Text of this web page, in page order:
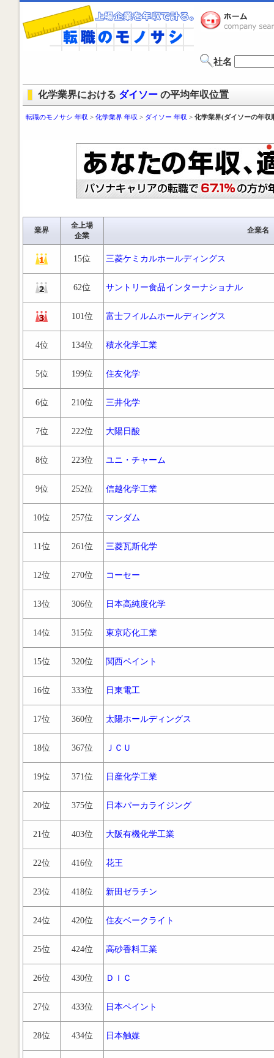
社名
化学業界における ダイソー の平均年収位置
転職のモノサシ 年収 > 化学業界 年収 > ダイソー 年収 > 化学業界(ダイソーの年収
業界
全上場
企業
企業名
15位 三菱ケミカルホールディングス
62位 サントリー食品インターナショナル
101位 富士フイルムホールディングス
4位 134位 積水化学工業
5位 199位 住友化学
6位 210位 三井化学
7位 222位 大陽日酸
8位 223位 ユニ・チャーム
9位 252位 信越化学工業
10位 257位 マンダム
11位 261位 三菱瓦斯化学
12位 270位 コーセー
13位 306位 日本高純度化学
14位 315位 東京応化工業
15位 320位 関西ペイント
16位 333位 日東電工
17位 360位 太陽ホールディングス
18位 367位 ＪＣＵ
19位 371位 日産化学工業
20位 375位 日本パーカライジング
21位 403位 大阪有機化学工業
22位 416位 花王
23位 418位 新田ゼラチン
24位 420位 住友ベークライト
25位 424位 高砂香料工業
26位 430位 ＤＩＣ
27位 433位 日本ペイント
28位 434位 日本触媒